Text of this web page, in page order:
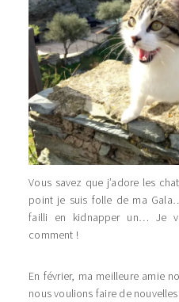
Vous savez que j’adore les
point je suis folle de ma
failli en kidnapper un… Je
comment !
En février, ma meilleure amie
nous voulions faire de